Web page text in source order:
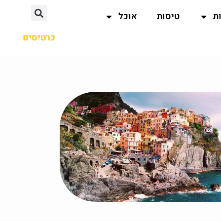
טיסות
אוכל
כרטיסים